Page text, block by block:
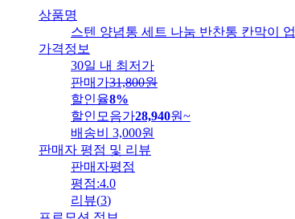
상품명
스텐 양념통 세트 나눔 반찬통 칸막이
가격정보
30일 내 최저가
판매가31,800원
할인율8%
할인모음가28,940원~
배송비
3,000원
판매자 평점 및 리뷰
판매자평점
평점:4.0
리뷰(3)